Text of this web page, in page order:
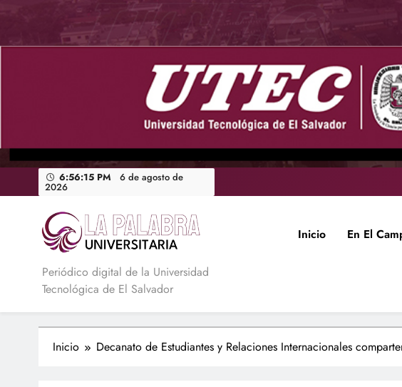
contenido
6:56:16 PM 6 de agosto de
2026
La Palabra Universitaria
Periódico digital de la Universidad
Tecnológica de El Salvador
Inicio En El
Inicio Decanato de Estudiantes y Relaciones Internacionales